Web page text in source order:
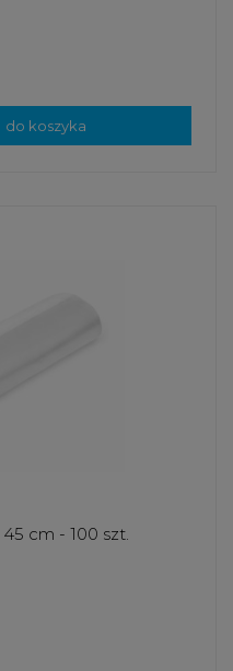
do koszyka
cm - 100 szt.